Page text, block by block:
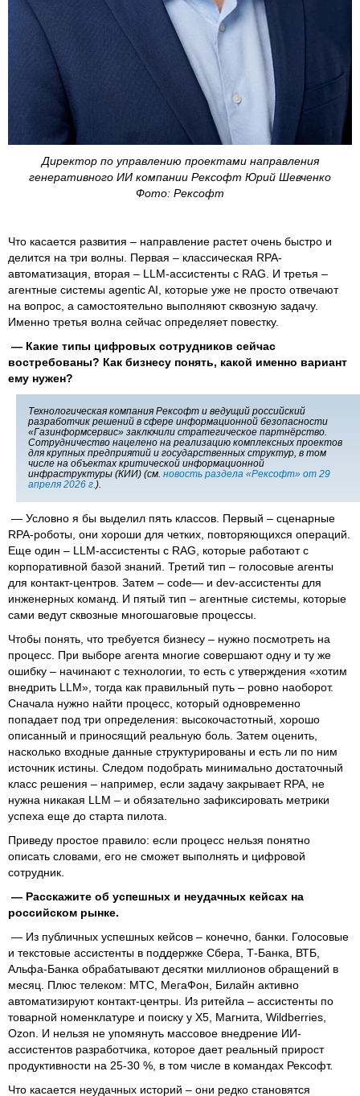
Директор по управлению проектами направления
генеративного ИИ компании Рексофт Юрий Шевченко
Фото: Рексофт
Что касается развития – направление растет очень быстро и
делится на три волны. Первая – классическая RPA-
автоматизация, вторая – LLM-ассистенты с RAG. И третья –
агентные системы agentic AI, которые уже не просто отвечают
на вопрос, а самостоятельно выполняют сквозную задачу.
Именно третья волна сейчас определяет повестку.
— Какие типы цифровых сотрудников сейчас
востребованы? Как бизнесу понять, какой именно вариант
ему нужен?
Технологическая компания Рексофт и ведущий российский
разработчик решений в сфере информационной безопасности
«Газинформсервис» заключили стратегическое партнёрство.
Сотрудничество нацелено на реализацию комплексных проектов
для крупных предприятий и государственных структур, в том
числе на объектах критической информационной
инфраструктуры (КИИ) (см. новость раздела «Рексофт» от 29
апреля 2026 г.).
— Условно я бы выделил пять классов. Первый – сценарные
RPA-роботы, они хороши для четких, повторяющихся операций.
Еще один – LLM-ассистенты с RAG, которые работают с
корпоративной базой знаний. Третий тип – голосовые агенты
для контакт-центров. Затем – code— и dev-ассистенты для
инженерных команд. И пятый тип – агентные системы, которые
сами ведут сквозные многошаговые процессы.
Чтобы понять, что требуется бизнесу – нужно посмотреть на
процесс. При выборе агента многие совершают одну и ту же
ошибку – начинают с технологии, то есть с утверждения «хотим
внедрить LLM», тогда как правильный путь – ровно наоборот.
Сначала нужно найти процесс, который одновременно
попадает под три определения: высокочастотный, хорошо
описанный и приносящий реальную боль. Затем оценить,
насколько входные данные структурированы и есть ли по ним
источник истины. Следом подобрать минимально достаточный
класс решения – например, если задачу закрывает RPA, не
нужна никакая LLM – и обязательно зафиксировать метрики
успеха еще до старта пилота.
Приведу простое правило: если процесс нельзя понятно
описать словами, его не сможет выполнять и цифровой
сотрудник.
— Расскажите об успешных и неудачных кейсах на
российском рынке.
— Из публичных успешных кейсов – конечно, банки. Голосовые
и текстовые ассистенты в поддержке Сбера, Т-Банка, ВТБ,
Альфа-Банка обрабатывают десятки миллионов обращений в
месяц. Плюс телеком: МТС, МегаФон, Билайн активно
автоматизируют контакт-центры. Из ритейла – ассистенты по
товарной номенклатуре и поиску у Х5, Магнита, Wildberries,
Ozon. И нельзя не упомянуть массовое внедрение ИИ-
ассистентов разработчика, которое дает реальный прирост
продуктивности на 25-30 %, в том числе в командах Рексофт.
Что касается неудачных историй – они редко становятся